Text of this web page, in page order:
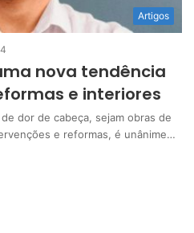
Artigos
nova tendência
e interiores
dor de cabeça, sejam obras de
e reformas, é unânime…